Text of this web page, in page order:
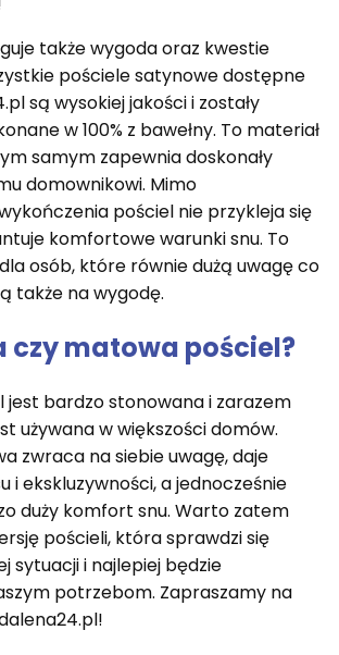
także wygoda oraz kwestie
pościele satynowe dostępne
są wysokiej jakości i zostały
w 100% z bawełny. To materiał
samym zapewnia doskonały
domownikowi. Mimo
pościel nie przykleja się
komfortowe warunki snu. To
osób, które równie dużą uwagę co
także na wygodę.
czy matowa pościel?
jest bardzo stonowana i zarazem
używana w większości domów.
zwraca na siebie uwagę, daje
i ekskluzywności, a jednocześnie
duży komfort snu. Warto zatem
pościeli, która sprawdzi się
sytuacji i najlepiej będzie
potrzebom. Zapraszamy na